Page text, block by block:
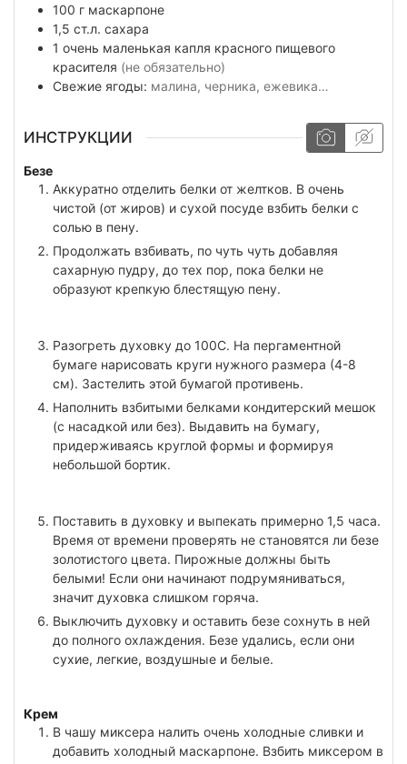
100 г маскарпоне
1,5 ст.л. сахара
1 очень маленькая капля красного пищевого
красителя (не обязательно)
Свежие ягоды: малина, черника, ежевика…
ИНСТРУКЦИИ
Безе
Аккуратно отделить белки от желтков. В очень
чистой (от жиров) и сухой посуде взбить белки с
солью в пену.
Продолжать взбивать, по чуть чуть добавляя
сахарную пудру, до тех пор, пока белки не
образуют крепкую блестящую пену.
Разогреть духовку до 100С. На пергаментной
бумаге нарисовать круги нужного размера (4-8
см). Застелить этой бумагой противень.
Наполнить взбитыми белками кондитерский мешок
(с насадкой или без). Выдавить на бумагу,
придерживаясь круглой формы и формируя
небольшой бортик.
Поставить в духовку и выпекать примерно 1,5 часа.
Время от времени проверять не становятся ли безе
золотистого цвета. Пирожные должны быть
белыми! Если они начинают подрумяниваться,
значит духовка слишком горяча.
Выключить духовку и оставить безе сохнуть в ней
до полного охлаждения. Безе удались, если они
сухие, легкие, воздушные и белые.
Крем
В чашу миксера налить очень холодные сливки и
добавить холодный маскарпоне. Взбить миксером в